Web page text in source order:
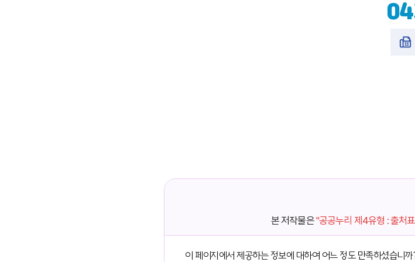
본 저작물은"공공누리 제4유형 : 출처
이 페이지에서 제공하는 정보에 대하여 어느 정도 만족하셨습니